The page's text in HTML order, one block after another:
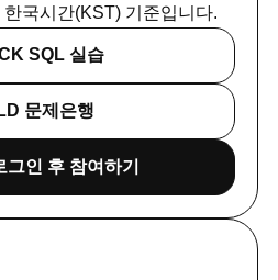
한국시간(KST) 기준입니다.
SQL 실습
문제은행
인 후 참여하기